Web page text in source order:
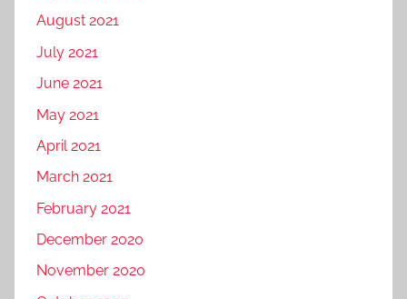
August 2021
July 2021
June 2021
May 2021
April 2021
March 2021
February 2021
December 2020
November 2020